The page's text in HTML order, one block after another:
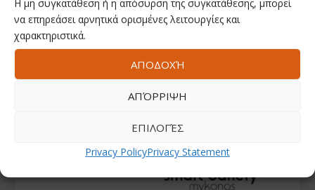
Η μη συγκατάθεση ή η απόσυρση της συγκατάθεσης, μπορεί
να επηρεάσει αρνητικά ορισμένες λειτουργίες και
χαρακτηριστικά.
ΑΠΟΔΟΧΉ
ΑΠΌΡΡΙΨΗ
ΕΠΙΛΟΓΈΣ
Privacy PolicyPrivacy Statement